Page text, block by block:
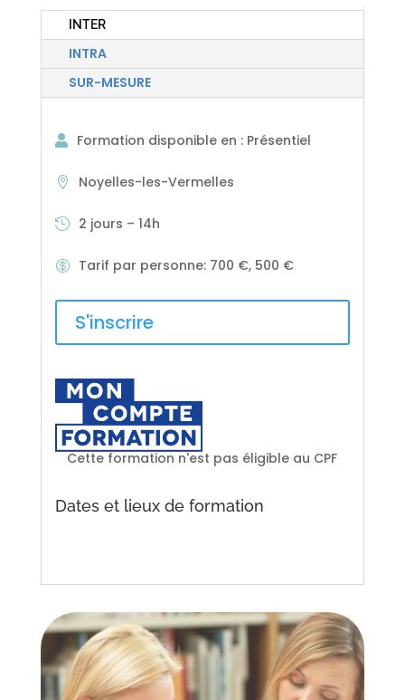
INTER
INTRA
SUR-MESURE
Formation disponible en : Présentiel
Noyelles-les-Vermelles
2 jours – 14h
Tarif par personne: 700 €, 500 €
S'inscrire
Cette formation n'est pas éligible au CPF
Dates et lieux de formation